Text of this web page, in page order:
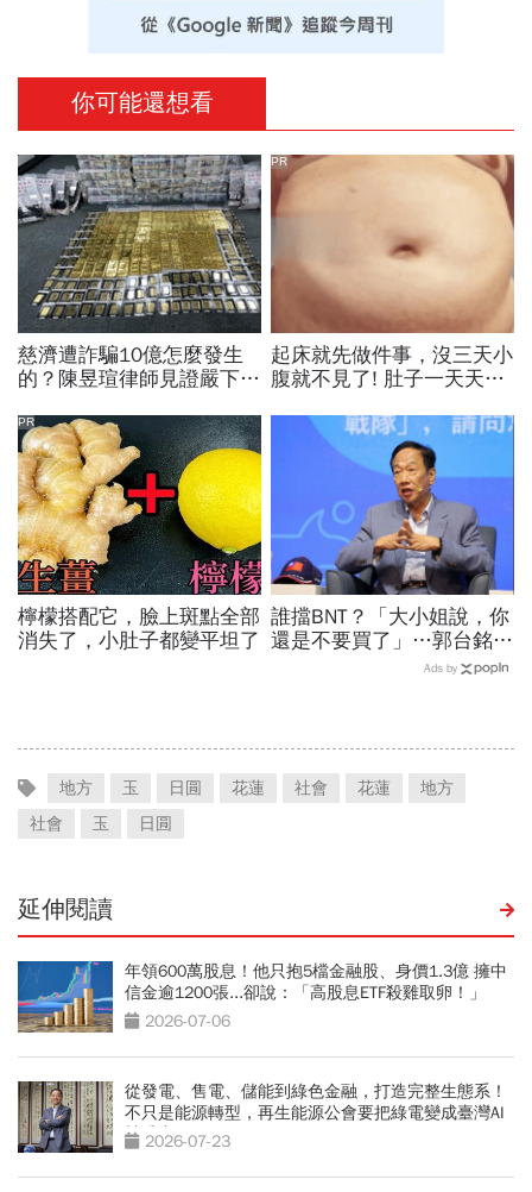
你可能還想看
慈濟遭詐騙10億怎麼發生
的？陳昱瑄律師見證嚴下跪
金，洗錢手法曝光…慈濟回
應了
起床就先做件事，沒三天小
腹就不見了! 肚子一天天變
PR
檸檬搭配它，臉上斑點全部
消失了，小肚子都變平坦了
PR
誰擋BNT？「大小姐說，你
還是不要買了」…郭台銘曝
李大維打給他，被點名的都
Ads by
地方 玉 日㘣 花蓮 社會 花蓮
地方
社會
玉 日㘣
延伸閱讀
年領600萬股息！他只抱5檔金融股、身價1.3億 擁中
信金逾1200張...卻說：「高股息ETF殺雞取卵！」
2026-07-06
從發電、售電、儲能到綠色金融，打造完整生態系！
不只是能源轉型，再生能源公會要把綠電變成臺灣AI
競爭力
2026-07-23